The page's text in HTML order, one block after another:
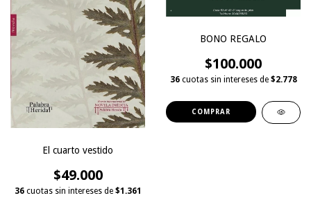
El cuarto vestido
$49.000
36 cuotas sin intereses de $1.361
BONO REGALO
$100.000
36 cuotas sin intereses de $2.778